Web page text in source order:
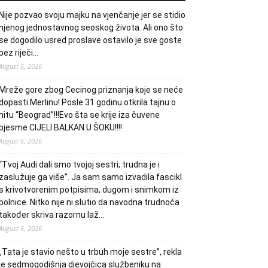
Nije pozvao svoju majku na vjenčanje jer se stidio
jednostavnog seoskog života. Ali ono što
dogodilo usred proslave ostavilo je sve goste
bez riječi…
6, 2026
Mreže gore zbog Cecinog priznanja koje se neće
Merlinu! Posle 31 godinu otkrila tajnu o
hitu “Beograd”!!!Evo šta se krije iza čuvene
CIJELI BALKAN U ŠOKU!!!!
6, 2026
Audi dali smo tvojoj sestri; trudna je i
zaslužuje ga više”. Ja sam samo izvadila fascikl
krivotvorenim potpisima, dugom i snimkom iz
bolnice. Nitko nije ni slutio da navodna trudnoća
također skriva razornu laž…
6, 2026
je stavio nešto u trbuh moje sestre”, rekla
sedmogodišnja djevojčica službeniku na